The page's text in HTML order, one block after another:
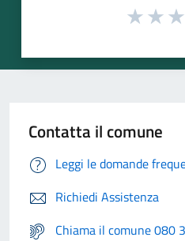
Contatta il comune
Leggi le domande
Richiedi Assistenza
Chiama il comune 080